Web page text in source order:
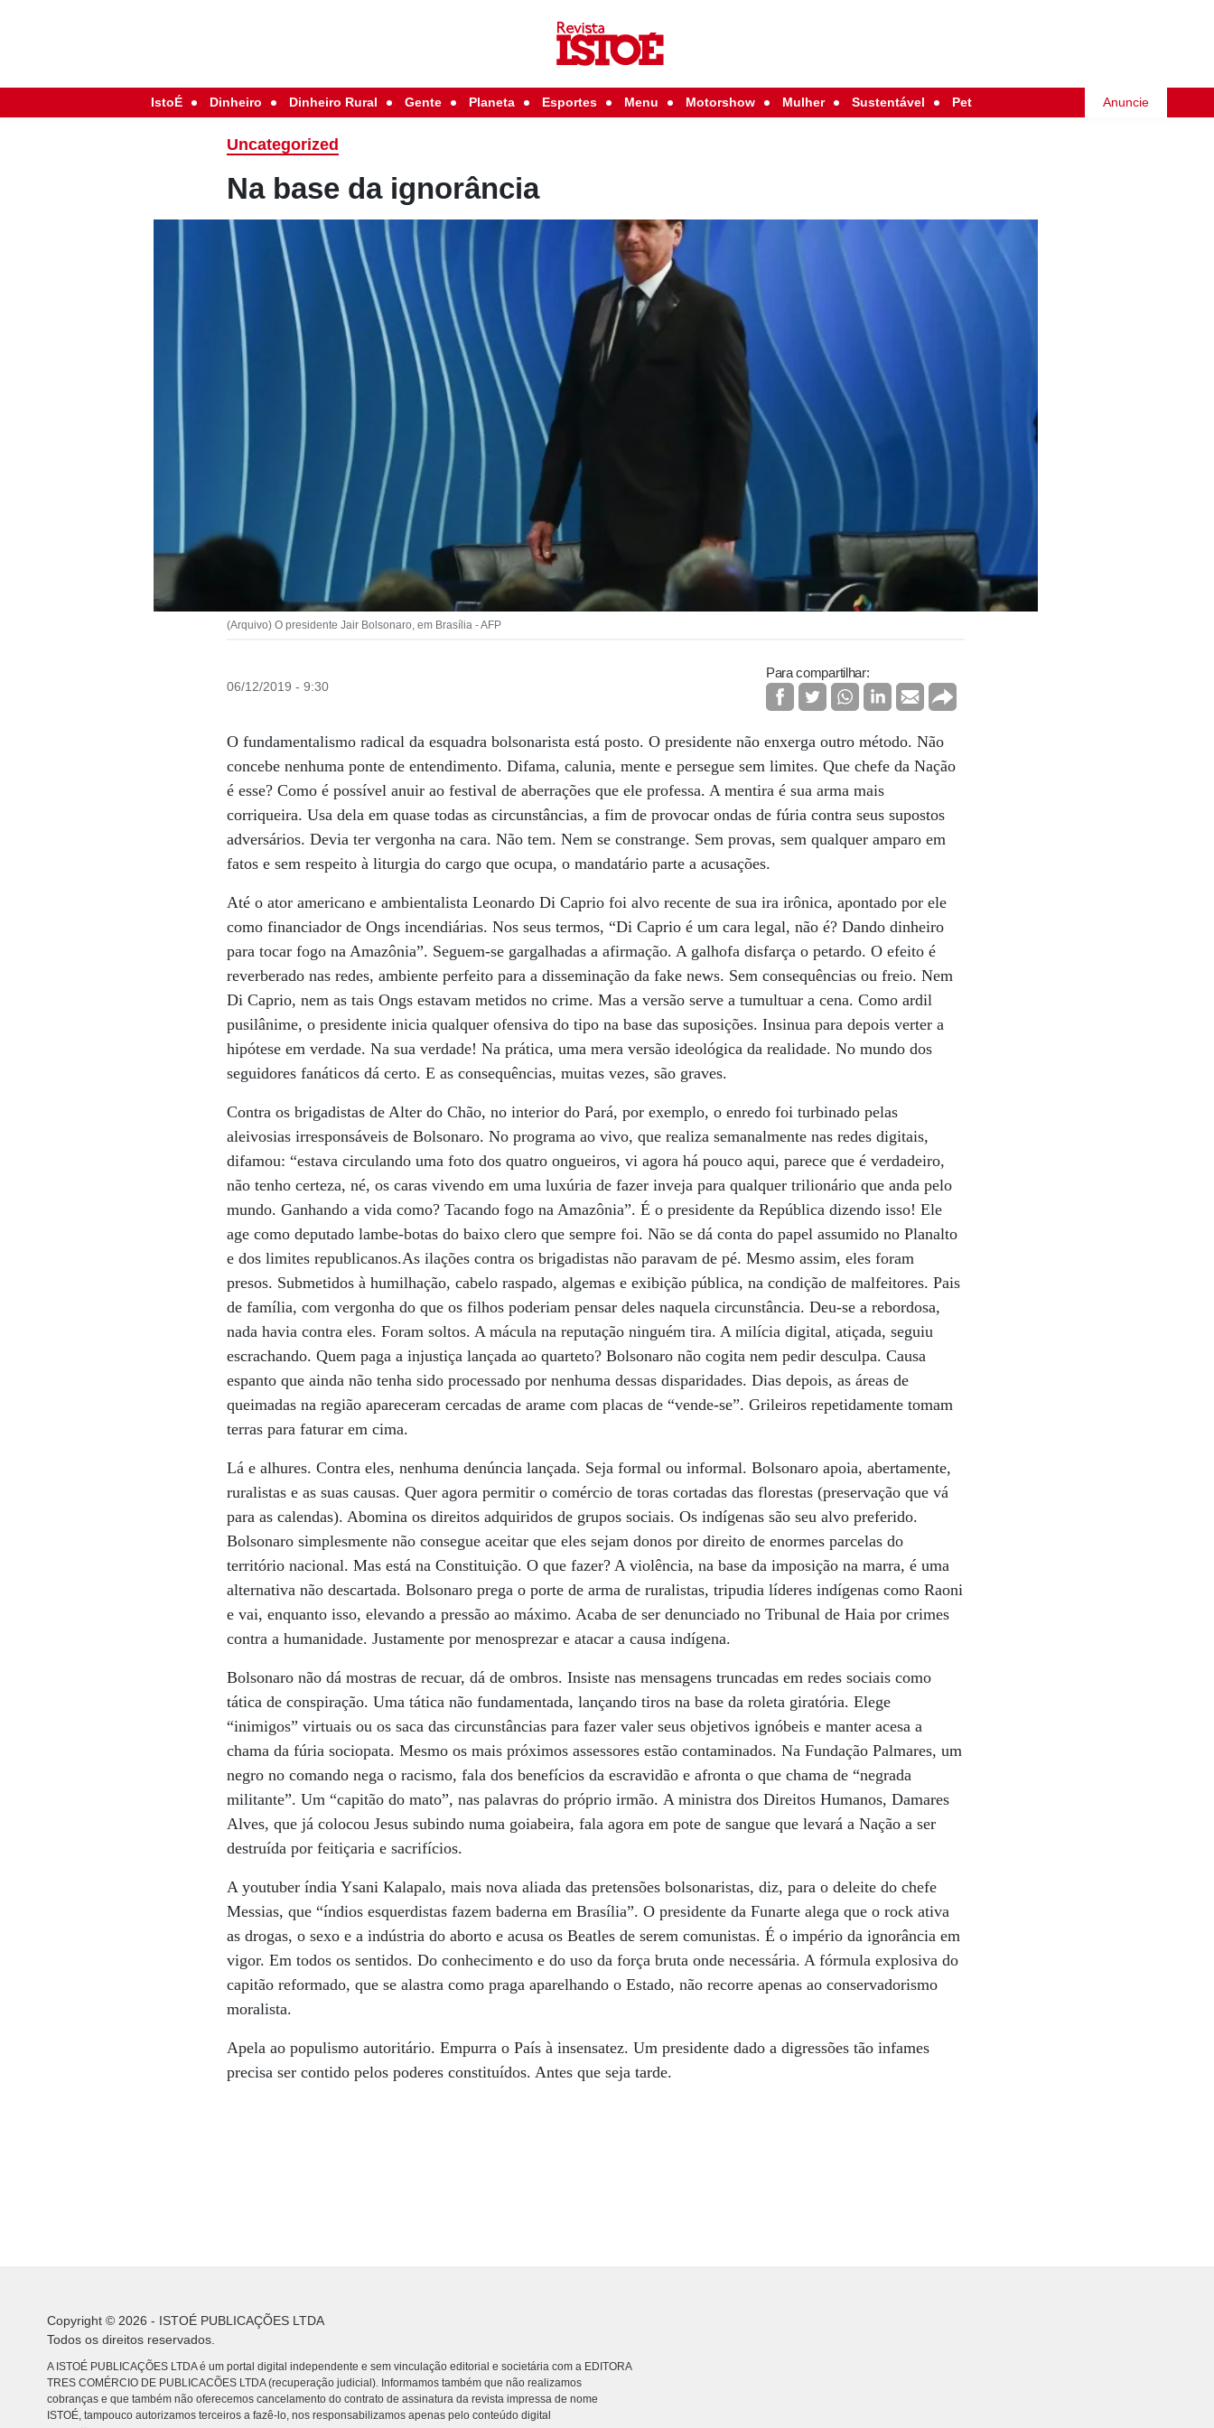
IstoÉ Dinheiro Dinheiro Rural Gente Planeta Esportes Menu Motorshow Mulher Sustentável Pet Anuncie
Uncategorized
Na base da ignorância
(Arquivo) O presidente Jair Bolsonaro, em Brasília - AFP
06/12/2019 - 9:30
Para compartilhar:
O fundamentalismo radical da esquadra bolsonarista está posto. O presidente não enxerga outro método. Não
concebe nenhuma ponte de entendimento. Difama, calunia, mente e persegue sem limites. Que chefe da Nação
é esse? Como é possível anuir ao festival de aberrações que ele professa. A mentira é sua arma mais
corriqueira. Usa dela em quase todas as circunstâncias, a fim de provocar ondas de fúria contra seus supostos
adversários. Devia ter vergonha na cara. Não tem. Nem se constrange. Sem provas, sem qualquer amparo em
fatos e sem respeito à liturgia do cargo que ocupa, o mandatário parte a acusações.
Até o ator americano e ambientalista Leonardo Di Caprio foi alvo recente de sua ira irônica, apontado por ele
como financiador de Ongs incendiárias. Nos seus termos, “Di Caprio é um cara legal, não é? Dando dinheiro
para tocar fogo na Amazônia”. Seguem-se gargalhadas a afirmação. A galhofa disfarça o petardo. O efeito é
reverberado nas redes, ambiente perfeito para a disseminação da fake news. Sem consequências ou freio. Nem
Di Caprio, nem as tais Ongs estavam metidos no crime. Mas a versão serve a tumultuar a cena. Como ardil
pusilânime, o presidente inicia qualquer ofensiva do tipo na base das suposições. Insinua para depois verter a
hipótese em verdade. Na sua verdade! Na prática, uma mera versão ideológica da realidade. No mundo dos
seguidores fanáticos dá certo. E as consequências, muitas vezes, são graves.
Contra os brigadistas de Alter do Chão, no interior do Pará, por exemplo, o enredo foi turbinado pelas
aleivosias irresponsáveis de Bolsonaro. No programa ao vivo, que realiza semanalmente nas redes digitais,
difamou: “estava circulando uma foto dos quatro ongueiros, vi agora há pouco aqui, parece que é verdadeiro,
não tenho certeza, né, os caras vivendo em uma luxúria de fazer inveja para qualquer trilionário que anda pelo
mundo. Ganhando a vida como? Tacando fogo na Amazônia”. É o presidente da República dizendo isso! Ele
age como deputado lambe-botas do baixo clero que sempre foi. Não se dá conta do papel assumido no Planalto
e dos limites republicanos.As ilações contra os brigadistas não paravam de pé. Mesmo assim, eles foram
presos. Submetidos à humilhação, cabelo raspado, algemas e exibição pública, na condição de malfeitores. Pais
de família, com vergonha do que os filhos poderiam pensar deles naquela circunstância. Deu-se a rebordosa,
nada havia contra eles. Foram soltos. A mácula na reputação ninguém tira. A milícia digital, atiçada, seguiu
escrachando. Quem paga a injustiça lançada ao quarteto? Bolsonaro não cogita nem pedir desculpa. Causa
espanto que ainda não tenha sido processado por nenhuma dessas disparidades. Dias depois, as áreas de
queimadas na região apareceram cercadas de arame com placas de “vende-se”. Grileiros repetidamente tomam
terras para faturar em cima.
Lá e alhures. Contra eles, nenhuma denúncia lançada. Seja formal ou informal. Bolsonaro apoia, abertamente,
ruralistas e as suas causas. Quer agora permitir o comércio de toras cortadas das florestas (preservação que vá
para as calendas). Abomina os direitos adquiridos de grupos sociais. Os indígenas são seu alvo preferido.
Bolsonaro simplesmente não consegue aceitar que eles sejam donos por direito de enormes parcelas do
território nacional. Mas está na Constituição. O que fazer? A violência, na base da imposição na marra, é uma
alternativa não descartada. Bolsonaro prega o porte de arma de ruralistas, tripudia líderes indígenas como Raoni
e vai, enquanto isso, elevando a pressão ao máximo. Acaba de ser denunciado no Tribunal de Haia por crimes
contra a humanidade. Justamente por menosprezar e atacar a causa indígena.
Bolsonaro não dá mostras de recuar, dá de ombros. Insiste nas mensagens truncadas em redes sociais como
tática de conspiração. Uma tática não fundamentada, lançando tiros na base da roleta giratória. Elege
“inimigos” virtuais ou os saca das circunstâncias para fazer valer seus objetivos ignóbeis e manter acesa a
chama da fúria sociopata. Mesmo os mais próximos assessores estão contaminados. Na Fundação Palmares, um
negro no comando nega o racismo, fala dos benefícios da escravidão e afronta o que chama de “negrada
militante”. Um “capitão do mato”, nas palavras do próprio irmão. A ministra dos Direitos Humanos, Damares
Alves, que já colocou Jesus subindo numa goiabeira, fala agora em pote de sangue que levará a Nação a ser
destruída por feitiçaria e sacrifícios.
A youtuber índia Ysani Kalapalo, mais nova aliada das pretensões bolsonaristas, diz, para o deleite do chefe
Messias, que “índios esquerdistas fazem baderna em Brasília”. O presidente da Funarte alega que o rock ativa
as drogas, o sexo e a indústria do aborto e acusa os Beatles de serem comunistas. É o império da ignorância em
vigor. Em todos os sentidos. Do conhecimento e do uso da força bruta onde necessária. A fórmula explosiva do
capitão reformado, que se alastra como praga aparelhando o Estado, não recorre apenas ao conservadorismo
moralista.
Apela ao populismo autoritário. Empurra o País à insensatez. Um presidente dado a digressões tão infames
precisa ser contido pelos poderes constituídos. Antes que seja tarde.
Copyright © 2026 - ISTOÉ PUBLICAÇÕES LTDA
Todos os direitos reservados.
A ISTOÉ PUBLICAÇÕES LTDA é um portal digital independente e sem vinculação editorial e societária com a EDITORA
TRES COMÉRCIO DE PUBLICACÕES LTDA (recuperação judicial). Informamos também que não realizamos
cobranças e que também não oferecemos cancelamento do contrato de assinatura da revista impressa de nome
ISTOÉ, tampouco autorizamos terceiros a fazê-lo, nos responsabilizamos apenas pelo conteúdo digital